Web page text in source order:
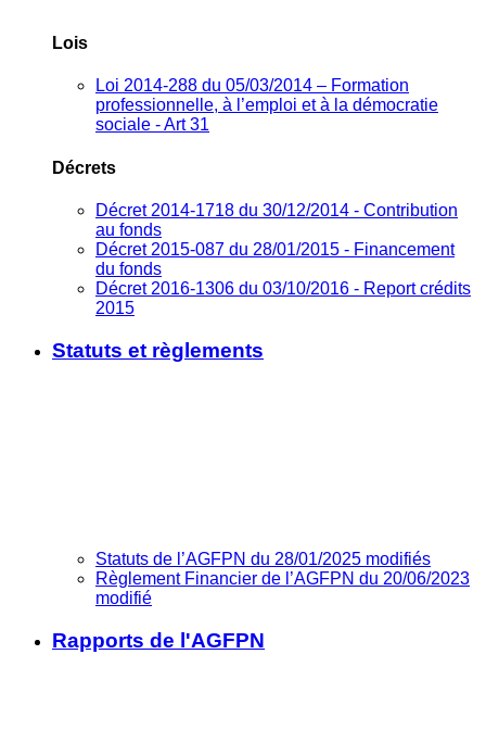
Lois
Loi 2014-288 du 05/03/2014 – Formation
professionnelle, à l’emploi et à la démocratie
sociale - Art 31
Décrets
Décret 2014-1718 du 30/12/2014 - Contribution
au fonds
Décret 2015-087 du 28/01/2015 - Financement
du fonds
Décret 2016-1306 du 03/10/2016 - Report crédits
2015
Statuts et règlements
Statuts de l’AGFPN du 28/01/2025 modifiés
Règlement Financier de l’AGFPN du 20/06/2023
modifié
Rapports de l'AGFPN